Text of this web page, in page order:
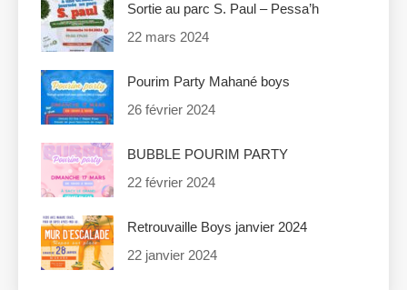
Sortie au parc S. Paul – Pessa’h
22 mars 2024
Pourim Party Mahané boys
26 février 2024
BUBBLE POURIM PARTY
22 février 2024
Retrouvaille Boys janvier 2024
22 janvier 2024